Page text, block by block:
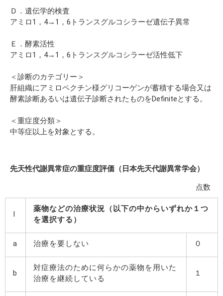
Ｄ．遺伝学的検査
アミロ1，4→1，6トランスグルコシラーゼ遺伝子異常
Ｅ．酵素活性
アミロ1，4→1，6トランスグルコシラーゼ活性低下
＜診断のカテゴリー＞
肝組織にアミロペクチン様グリコーゲンが蓄積する場合又は
酵素診断あるいは遺伝子診断されたものをDefiniteとする。
＜重症度分類＞
中等症以上を対象とする。
先天性代謝異常症の重症度評価（日本先天代謝異常学会）
点数
I
薬物などの治療状況（以下の中からいずれか１つ
を選択する）
a 治療を要しない ０
b
対症療法のために何らかの薬物を用いた
治療を継続している
１